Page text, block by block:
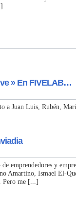
» En FIVELAB…
a Juan Luis, Rubén,
emprendedores y
Amartino, Ismael El-
Pero me [...]